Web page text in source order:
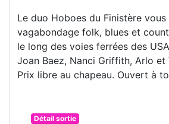
Le duo Hoboes du Finistère
vagabondage folk, blues et
le long des voies ferrées des
Joan Baez, Nanci Griffith, Arlo et
Prix libre au chapeau. Ouvert à
Détail sortie